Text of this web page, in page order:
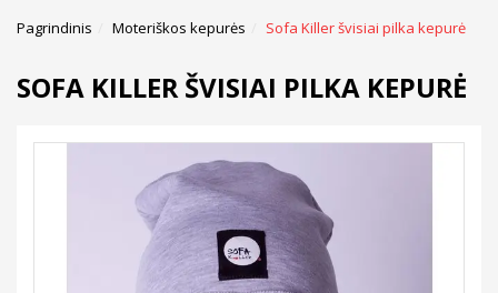
Pagrindinis Moteriškos kepurės Sofa Killer švisiai pilka kepurė
SOFA KILLER ŠVISIAI PILKA KEPURĖ